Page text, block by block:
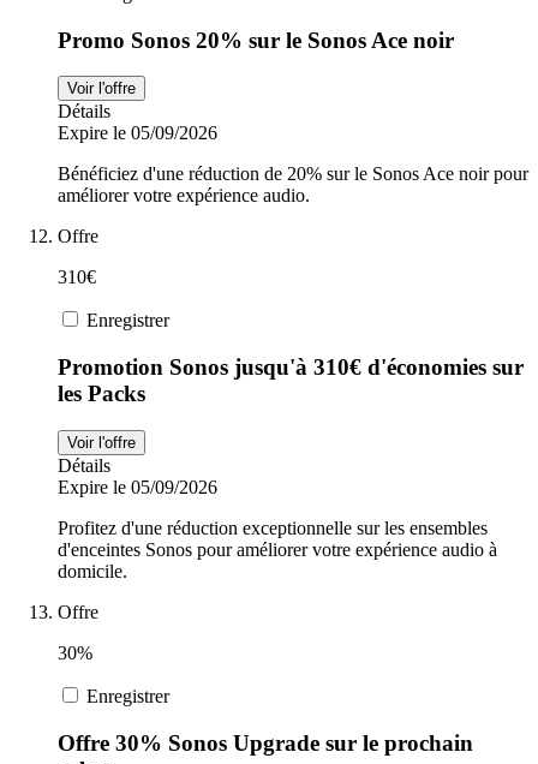
Promo Sonos 20% sur le Sonos Ace noir
Voir l'offre
Détails
Expire le 05/09/2026
Bénéficiez d'une réduction de 20% sur le Sonos Ace noir pour
améliorer votre expérience audio.
Offre
310€
Enregistrer
Promotion Sonos jusqu'à 310€ d'économies sur
les Packs
Voir l'offre
Détails
Expire le 05/09/2026
Profitez d'une réduction exceptionnelle sur les ensembles
d'enceintes Sonos pour améliorer votre expérience audio à
domicile.
Offre
30%
Enregistrer
Offre 30% Sonos Upgrade sur le prochain